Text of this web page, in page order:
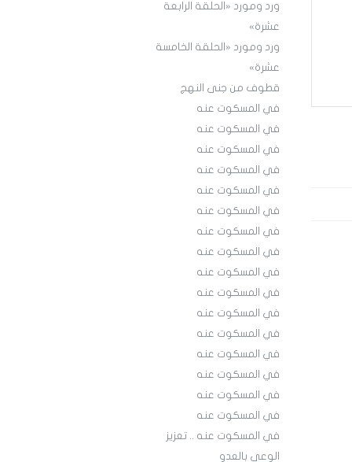
ورد ومورد «الحلقة الرابعة
عشرة»
ورد ومورد «الحلقة الخامسة
عشرة»
قطوف من جنى النهج
في المسكوت عنه
في المسكوت عنه
في المسكوت عنه
في المسكوت عنه
في المسكوت عنه
في المسكوت عنه
في المسكوت عنه
في المسكوت عنه
في المسكوت عنه
في المسكوت عنه
في المسكوت عنه
في المسكوت عنه
في المسكوت عنه
في المسكوت عنه
في المسكوت عنه
في المسكوت عنه
في المسكوت عنه .. تعزيز
الوعي بالعدو